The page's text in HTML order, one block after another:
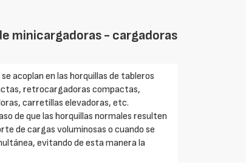
minicargadoras - cargadoras
acoplan en las horquillas de tableros
retrocargadoras compactas,
carretillas elevadoras, etc.
de que las horquillas normales resulten
de cargas voluminosas o cuando se
evitando de esta manera la